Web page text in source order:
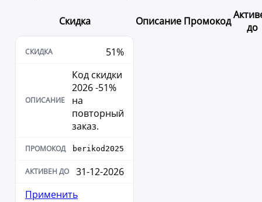
Скидка Описание Промокод
до
51%
Код скидки
2026 -51%
на
повторный
заказ.
berikod2025
31-12-2026
Применить